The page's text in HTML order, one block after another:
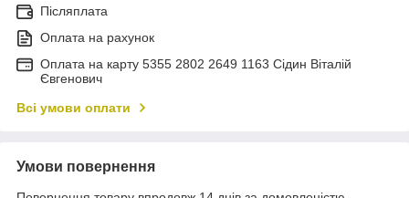
Післяплата
Оплата на рахунок
Оплата на карту 5355 2802 2649 1163 Сідин Віталій
Євгенович
Всі умови оплати
Умови повернення